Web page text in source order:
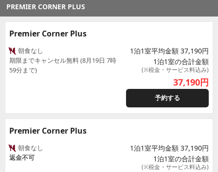
PREMIER CORNER PLUS
Premier Corner Plus
朝食なし
期限までキャンセル無料 (8月19日 7時
59分まで)
1泊1室平均金額 37,190円
1泊1室の合計金額
(※税金・サービス料込み)
37,190円
予約する
Premier Corner Plus
朝食なし
返金不可
1泊1室平均金額 37,190円
1泊1室の合計金額
(※税金・サービス料込み)